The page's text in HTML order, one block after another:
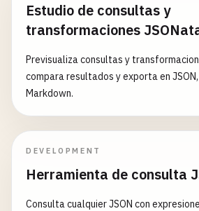
Estudio de consultas y
transformaciones
Previsualiza consultas y
compara resultados y exporta en JSON,
Markdown.
DEVELOPMENT
Herramienta de consulta
Consulta cualquier JSON con